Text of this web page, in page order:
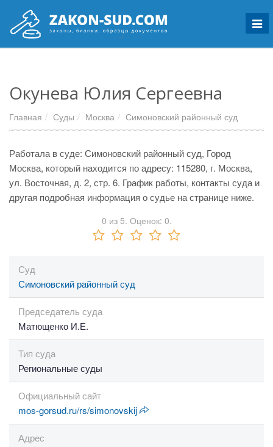
Окунева Юлия Сергеевна
Главная Суды Москва Симоновский районный суд
Работала в суде: Симоновский районный суд, Город
Москва, который находится по адресу: 115280, г. Москва,
ул. Восточная, д. 2, стр. 6. График работы, контакты суда и
другая подробная информация о судье на странице ниже.
0 из 5. Оценок: 0.
Суд
Симоновский районный суд
Председатель суда
Матющенко И.Е.
Тип суда
Региональные суды
Официальный сайт
mos-gorsud.ru/rs/simonovskij
Адрес